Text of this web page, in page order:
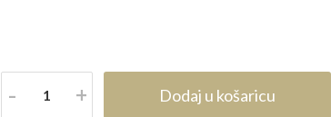
Količina Dodaj u košaricu